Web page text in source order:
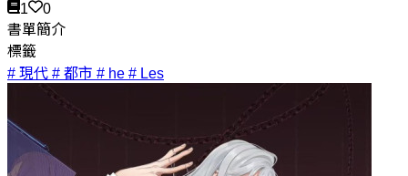
1
0
書單簡介
標籤
# 現代 # 都市 # he # Les